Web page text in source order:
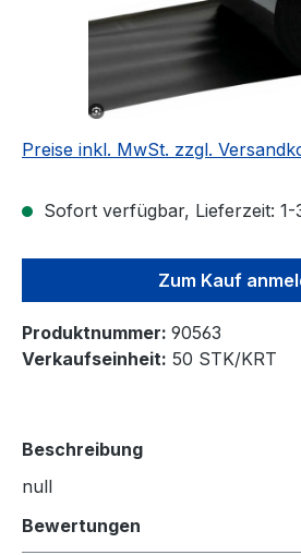
Preise inkl. MwSt. zzgl.
Sofort verfügbar, Lieferzeit: 1-
Zum Kauf
Produktnummer: 90563
Verkaufseinheit: 50 STK/KRT
Beschreibung
null
Bewertungen